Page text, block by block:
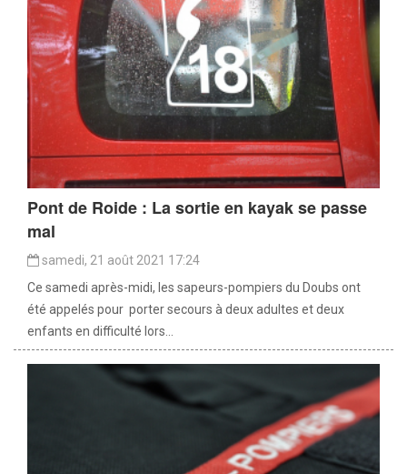
Pont de Roide : La sortie en kayak se passe
mal
samedi, 21 août 2021 17:24
Ce samedi après-midi, les sapeurs-pompiers du Doubs ont
été appelés pour porter secours à deux adultes et deux
enfants en difficulté lors...